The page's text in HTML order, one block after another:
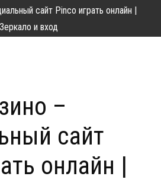
сайт Pinco играть онлайн |
Зеркало и вход
–
сайт
онлайн |